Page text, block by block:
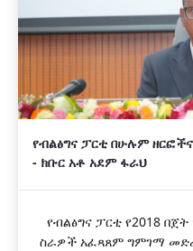
የብልፅግና ፓርቲ በሁሉም
- ክቡር አቶ አደም ፋራህ
የብልፅግና ፓርቲ የ2018
ስራዎች አፈጻጸም ግምገማ